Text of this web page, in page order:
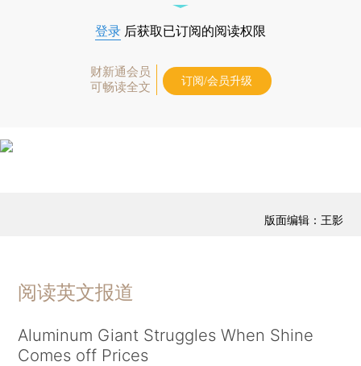
登录 后获取已订阅的阅读权限
财新通会员
可畅读全文
订阅/会员升级
版面编辑：王影
阅读英文报道
Aluminum Giant Struggles When Shine
Comes off Prices